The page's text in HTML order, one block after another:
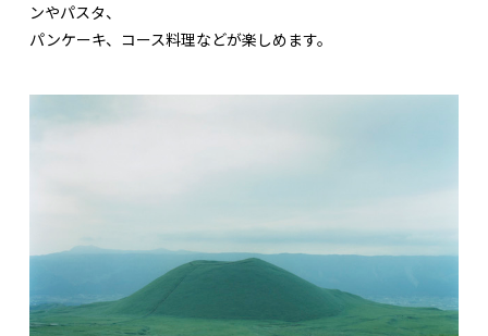
ンやパスタ、
パンケーキ、コース料理などが楽しめます。